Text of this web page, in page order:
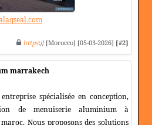
https:// [Morocco] [05-03-2026] [#2]
marrakech
spécialisée en conception,
de menuiserie aluminium à
Nous proposons des solutions